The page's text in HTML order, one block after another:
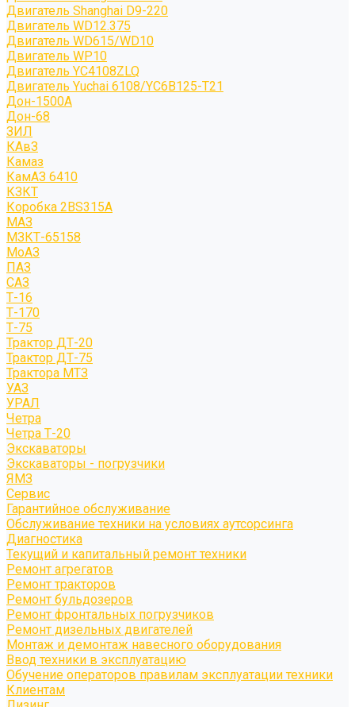
Двигатель Shanghai D9-220
Двигатель WD12.375
Двигатель WD615/WD10
Двигатель WP10
Двигатель YC4108ZLQ
Двигатель Yuchai 6108/YC6B125-T21
Дон-1500А
Дон-68
ЗИЛ
КАвЗ
Камаз
КамАЗ 6410
КЗКТ
Коробка 2BS315A
МАЗ
МЗКТ-65158
МоАЗ
ПАЗ
САЗ
Т-16
Т-170
Т-75
Трактор ДТ-20
Трактор ДТ-75
Трактора МТЗ
УАЗ
УРАЛ
Четра
Четра Т-20
Экскаваторы
Экскаваторы - погрузчики
ЯМЗ
Сервис
Гарантийное обслуживание
Обслуживание техники на условиях аутсорсинга
Диагностика
Текущий и капитальный ремонт техники
Ремонт агрегатов
Ремонт тракторов
Ремонт бульдозеров
Ремонт фронтальных погрузчиков
Ремонт дизельных двигателей
Монтаж и демонтаж навесного оборудования
Ввод техники в эксплуатацию
Обучение операторов правилам эксплуатации техники
Клиентам